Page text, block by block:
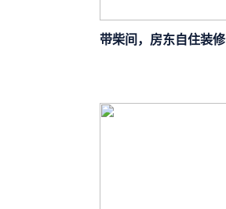
带柴间，房东自住装修